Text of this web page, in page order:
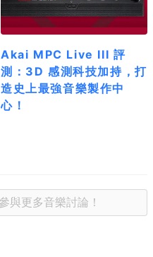
Akai MPC Live III 評
測：3D 感測科技加持，打
造史上最強音樂製作中
心！